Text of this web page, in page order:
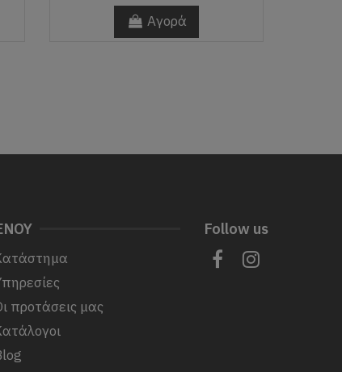
Αγορά
προτάσεις μας
Follow us